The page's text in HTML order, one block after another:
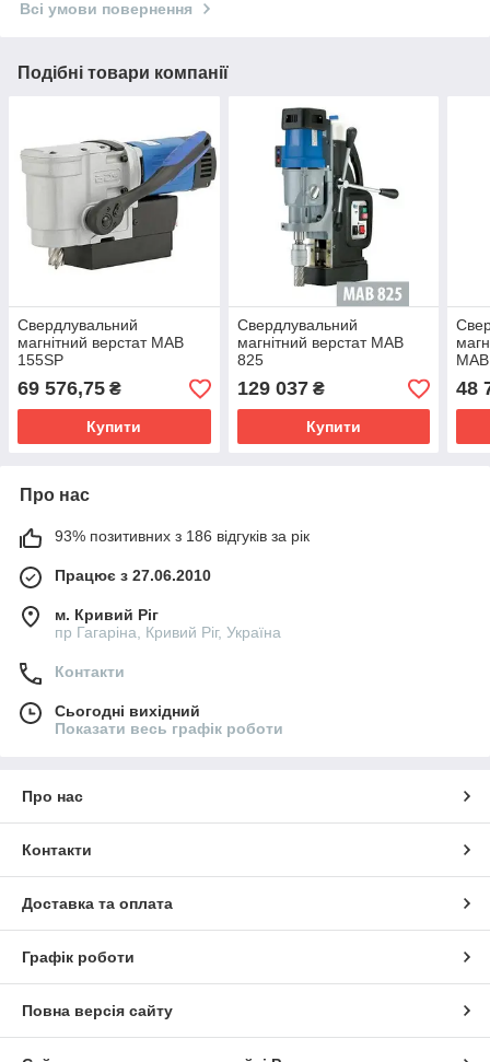
Всі умови повернення
Подібні товари компанії
Свердлувальний
магнітний верстат MAB
155SP
69 576,75 ₴
Купити
Свердлувальний
магнітний верстат MAB
825
129 037₴
Купити
48
Про нас
93% позитивних з 186 відгуків за рік
Працює з 27.06.2010
м. Кривий Ріг
пр Гагаріна, Кривий Ріг, Україна
Контакти
Сьогодні вихідний
Показати весь графік роботи
Про нас
Контакти
Доставка та оплата
Графік роботи
Повна версія сайту